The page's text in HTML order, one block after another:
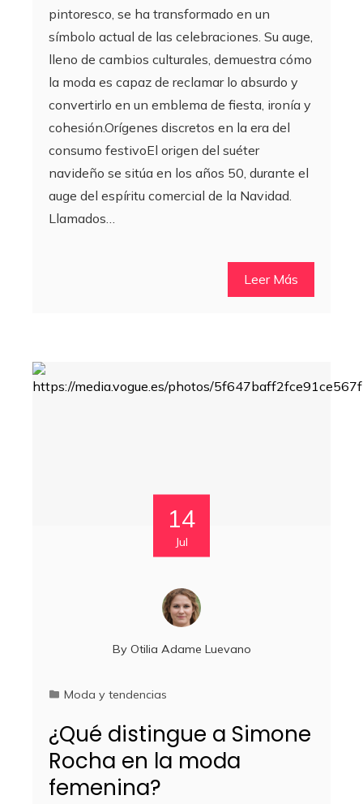
pintoresco, se ha transformado en un
símbolo actual de las celebraciones. Su auge,
lleno de cambios culturales, demuestra cómo
la moda es capaz de reclamar lo absurdo y
convertirlo en un emblema de fiesta, ironía y
cohesión.Orígenes discretos en la era del
consumo festivoEl origen del suéter
navideño se sitúa en los años 50, durante el
auge del espíritu comercial de la Navidad.
Llamados…
Leer Más
14
Jul
By Otilia Adame Luevano
Moda y tendencias
¿Qué distingue a Simone
Rocha en la moda
femenina?